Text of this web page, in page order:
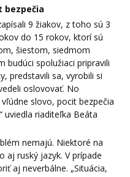
bezpečia
9 žiakov, z toho sú 3
do 15 rokov, ktorí sú
šiestom, siedmom
budúci spolužiaci pripravili
predstavili sa, vyrobili si
oslovovať. No
slovo, pocit bezpečia
riaditeľka Beáta
nemajú. Niektoré na
aj ruský jazyk. V prípade
aj neverbálne. „Situácia,